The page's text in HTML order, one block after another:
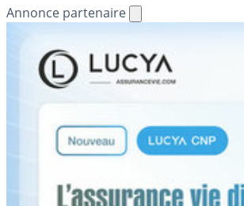
Annonce partenaire